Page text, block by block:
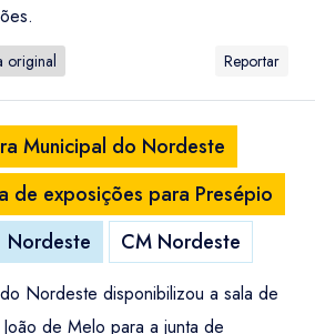
original Reportar
Municipal do Nordeste
de exposições para Presépio
Nordeste CM Nordeste
Nordeste disponibilizou a sala de
de Melo para a junta de